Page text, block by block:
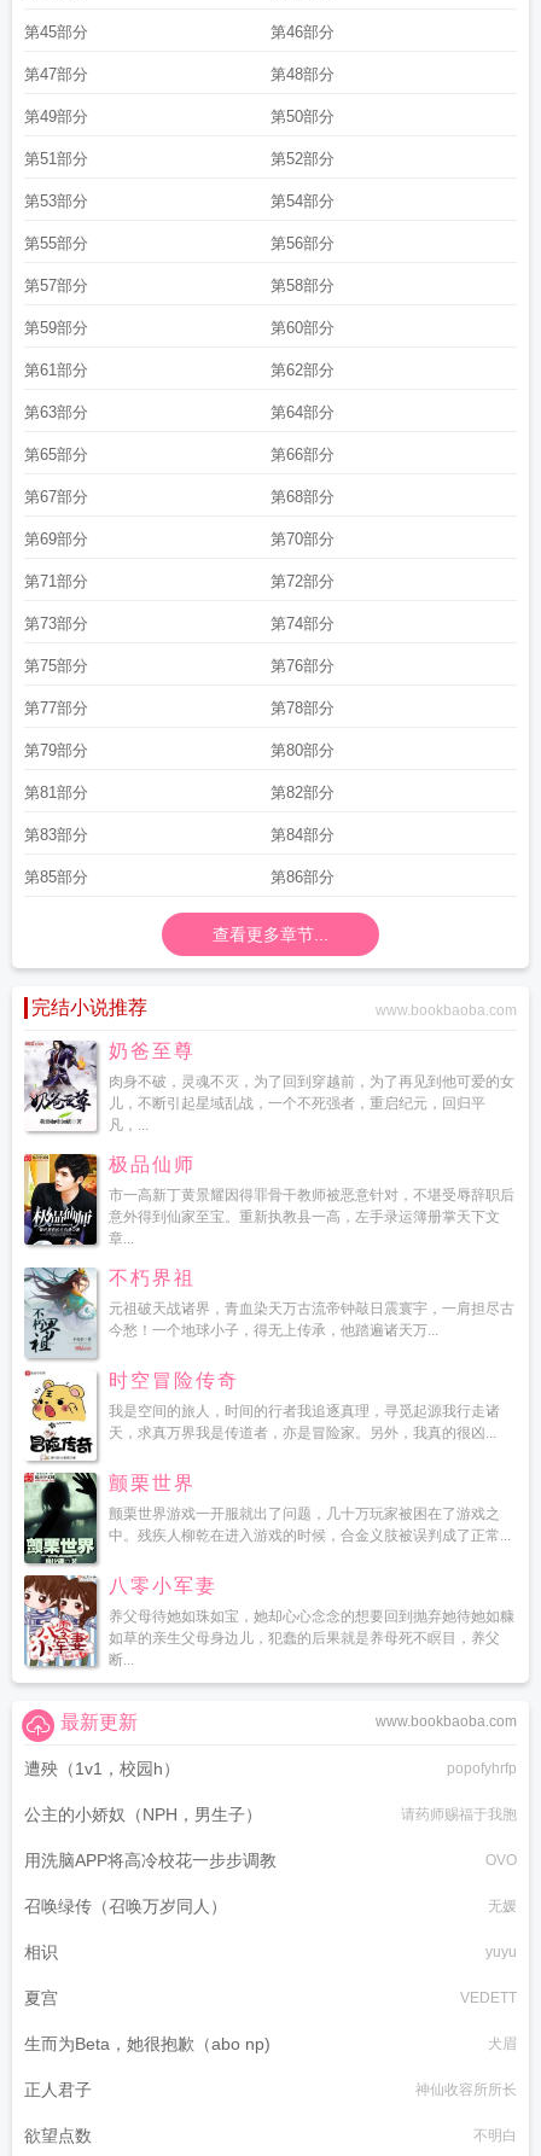
第45部分 第46部分
第47部分 第48部分
第49部分 第50部分
第51部分 第52部分
第53部分 第54部分
第55部分 第56部分
第57部分 第58部分
第59部分 第60部分
第61部分 第62部分
第63部分 第64部分
第65部分 第66部分
第67部分 第68部分
第69部分 第70部分
第71部分 第72部分
第73部分 第74部分
第75部分 第76部分
第77部分 第78部分
第79部分 第80部分
第81部分 第82部分
第83部分 第84部分
第85部分 第86部分
查看更多章节...
完结小说推荐 www.bookbaoba.com
奶爸至尊
肉身不破，灵魂不灭，为了回到穿越前，为了再见到他可爱的女
儿，不断引起星域乱战，一个不死强者，重启纪元，回归平
凡，...
极品仙师
市一高新丁黄景耀因得罪骨干教师被恶意针对，不堪受辱辞职后
意外得到仙家至宝。重新执教县一高，左手录运簿册掌天下文
章...
不朽界祖
元祖破天战诸界，青血染天万古流帝钟敲日震寰宇，一肩担尽古
今愁！一个地球小子，得无上传承，他踏遍诸天万...
时空冒险传奇
我是空间的旅人，时间的行者我追逐真理，寻觅起源我行走诸
天，求真万界我是传道者，亦是冒险家。另外，我真的很凶...
颤栗世界
颤栗世界游戏一开服就出了问题，几十万玩家被困在了游戏之
中。残疾人柳乾在进入游戏的时候，合金义肢被误判成了正常...
八零小军妻
养父母待她如珠如宝，她却心心念念的想要回到抛弃她待她如糠
如草的亲生父母身边儿，犯蠢的后果就是养母死不瞑目，养父
断...
www.bookbaoba.com
最新更新
遭殃（1v1，校园h） popofyhrfp
公主的小娇奴（NPH，男生子） 请药师赐福于我胞
用洗脑APP将高冷校花一步步调教 OVO
召唤绿传（召唤万岁同人） 无媛
相识 yuyu
夏宫 VEDETT
生而为Beta，她很抱歉（abo np) 犬眉
正人君子 神仙收容所所长
欲望点数 不明白